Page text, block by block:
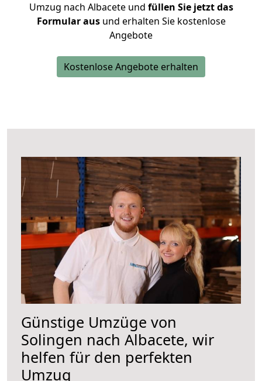
Umzug nach Albacete und füllen Sie jetzt das
Formular ausund erhalten Sie kostenlose
Angebote
Kostenlose Angebote erhalten
Günstige Umzüge von
Solingen nach Albacete, wir
helfen für den perfekten
Umzug